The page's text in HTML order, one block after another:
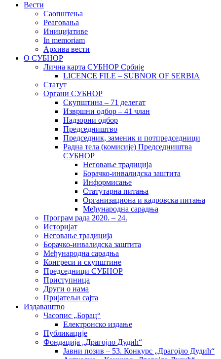
Вести
Саопштења
Реаговања
Иницијативе
In memoriam
Архива вести
О СУБНОР
Лична карта СУБНОР Србије
LICENCE FILE – SUBNOR OF SERBIA
Статут
Органи СУБНОР
Скупштина – 71 делегат
Извршни одбор – 41 члан
Надзорни одбор
Председништво
Председник, заменик и потпредседници
Радна тела (комисије) Председништва
СУБНОР
Неговање традиција
Борачко-инвалидска заштита
Информисање
Статутарна питања
Организациона и кадровска питања
Међународна сарадња
Програм рада 2020. – 24.
Историјат
Неговање традиција
Борачко-инвалидска заштита
Међународна сарадња
Конгреси и скупштине
Председници СУБНОР
Приступница
Други о нама
Пријатељи сајта
Издаваштво
Часопис „Борац“
Електронско издање
Публикације
Фондација „Драгојло Дудић“
Јавни позив – 53. Конкурс „Драгојло Дудић“